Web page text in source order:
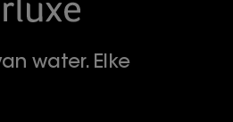
water. Elke